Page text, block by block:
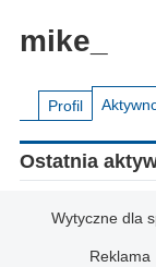
mike_
Profil
Ostatnia
Wytyczne dla
Reklama